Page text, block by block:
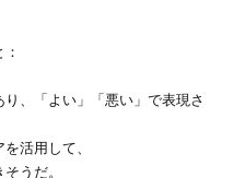
、「よい」「悪い」で表現さ
活用して、
うだ。